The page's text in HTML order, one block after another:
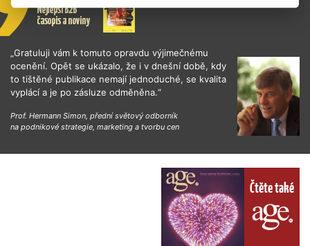
„Gratuluji vám k tomuto opravdu výjimečnému
ocenění. Opět se ukázalo, že i v dnešní době, kdy
to tištěné publikace nemají jednoduché, se kvalita
vyplácí a je po zásluze odměněna.“
Prof. Hermann Simon, přední světový odborník
na podnikové strategie, marketing a tvorbu cen
Čtěte také